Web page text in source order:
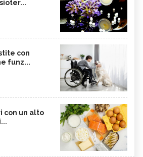
con
funz...
con un alto